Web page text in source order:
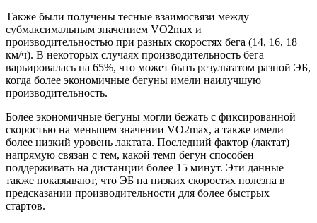
Также были получены тесные взаимосвязи между
субмаксимальным значением VO2max и
производительностью при разных скоростях бега (14, 16, 18
км/ч). В некоторых случаях производительность бега
варьировалась на 65%, что может быть результатом разной ЭБ,
когда более экономичные бегуны имели наилучшую
производительность.
Более экономичные бегуны могли бежать с фиксированной
скоростью на меньшем значении VO2max, а также имели
более низкий уровень лактата. Последний фактор (лактат)
напрямую связан с тем, какой темп бегун способен
поддерживать на дистанции более 15 минут. Эти данные
также показывают, что ЭБ на низких скоростях полезна в
предсказании производительности для более быстрых
стартов.